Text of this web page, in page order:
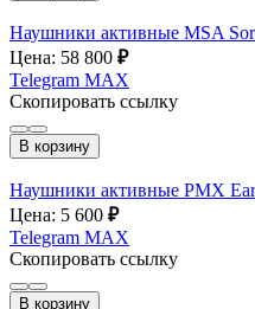
Наушники активные MSA
Цена: 58 800 ₽
Telegram MAX
Скопировать ссылку
В корзину
Наушники активные PMX
Цена: 5 600 ₽
Telegram MAX
Скопировать ссылку
В корзину